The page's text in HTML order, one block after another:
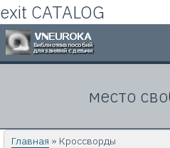
exit CATALOG
место
Главная » Кроссворды